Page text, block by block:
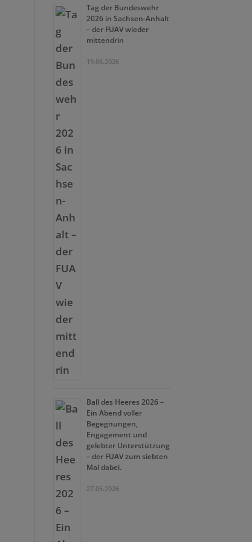
Tag der Bundeswehr
2026 in Sachsen-Anhalt
– der FUAV wieder
mittendrin
19.06.2026
Ball des Heeres 2026 –
Ein Abend voller
Begegnungen,
Engagement und
gelebter Unterstützung
– der FUAV zum siebten
Mal dabei.
27.05.2026